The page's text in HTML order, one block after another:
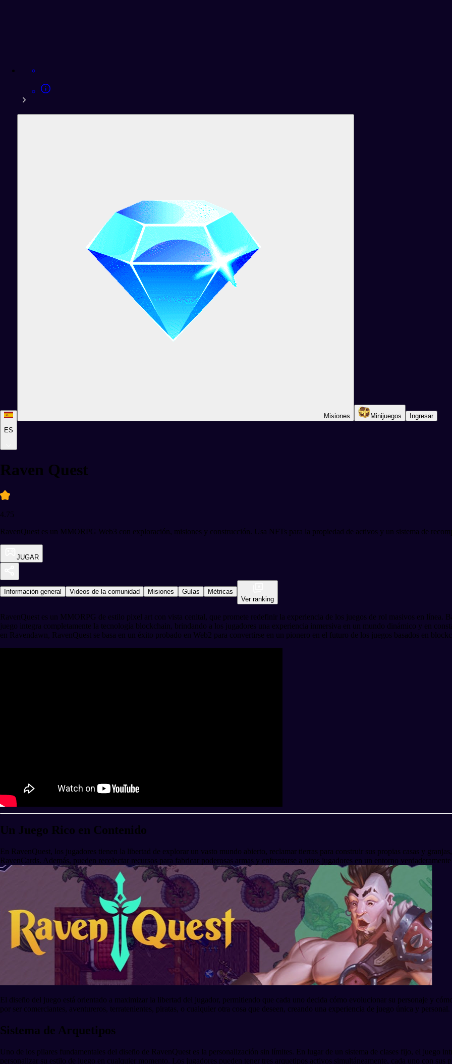
ES
Misiones Minijuegos Ingresar
Raven Quest
4.75
RavenQuest es un MMORPG Web3 con exploración, misiones y construcción. Usa NFTs para la propiedad de activos y un sistema de
JUGAR
Información general Videos de la comunidad Misiones Guías
Métricas
Ver ranking
RavenQuest es un MMORPG de estilo pixel art con vista cenital, que promete redefinir la experiencia de los juegos de rol masivos en línea.
juego integra completamente la tecnología blockchain, brindando a los jugadores una experiencia inmersiva en un mundo dinámico y en
en Ravendawn, RavenQuest se basa en un éxito probado en Web2 para convertirse en un pionero en el futuro de los juegos basados en
Un Juego Rico en Contenido
En RavenQuest, los jugadores tienen la libertad de explorar un vasto mundo abierto, reclamar tierras para construir sus propias casas y
RavenCards. Además, pueden recolectar recursos para fabricar poderosas armas y enfrentarse a otros jugadores en un entorno
El diseño del juego está orientado a maximizar la libertad del jugador, permitiendo que cada uno decida cómo evolucionar su personaje y
por ser comerciantes, aventureros, terratenientes, piratas, o cualquier otra cosa que deseen, creando una experiencia de juego única y personal.
Sistema de Arquetipos
Uno de los pilares fundamentales del diseño de RavenQuest es la personalización sin límites. En lugar de un sistema de clases fijo, el juego
personalizar su estilo de juego en cualquier momento. Los jugadores pueden tener tres arquetipos activos simultáneamente, cada uno con